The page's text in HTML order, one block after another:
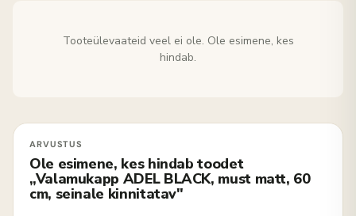
Tooteülevaateid veel ei ole. Ole esimene, kes
hindab.
Ole esimene, kes hindab toodet
„Valamukapp ADEL BLACK, must matt, 60
cm, seinale kinnitatav"